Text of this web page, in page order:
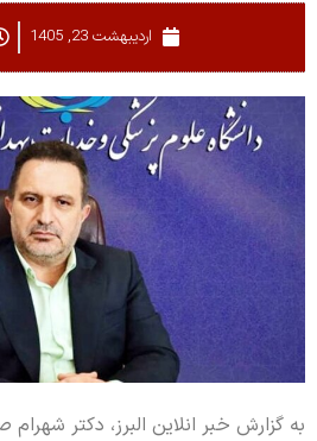
اردیبهشت 23, 1405